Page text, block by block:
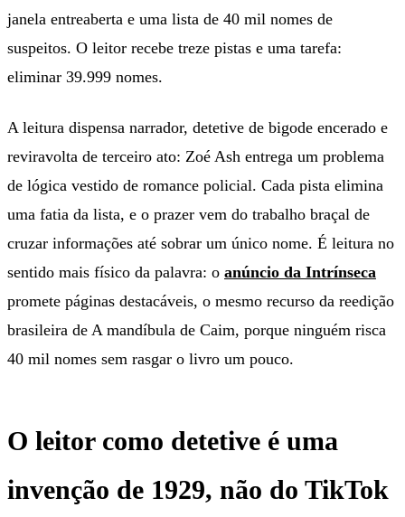
janela entreaberta e uma lista de 40 mil nomes de
suspeitos. O leitor recebe treze pistas e uma tarefa:
eliminar 39.999 nomes.
A leitura dispensa narrador, detetive de bigode encerado e
reviravolta de terceiro ato: Zoé Ash entrega um problema
de lógica vestido de romance policial. Cada pista elimina
uma fatia da lista, e o prazer vem do trabalho braçal de
cruzar informações até sobrar um único nome. É leitura no
sentido mais físico da palavra: o anúncio da Intrínseca
promete páginas destacáveis, o mesmo recurso da reedição
brasileira de A mandíbula de Caim, porque ninguém risca
40 mil nomes sem rasgar o livro um pouco.
O leitor como detetive é uma
invenção de 1929, não do TikTok